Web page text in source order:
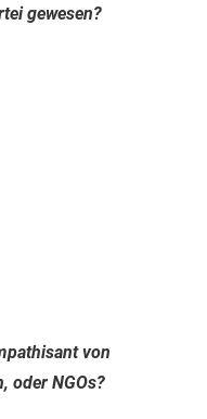
gewesen?
von
oder NGOs?